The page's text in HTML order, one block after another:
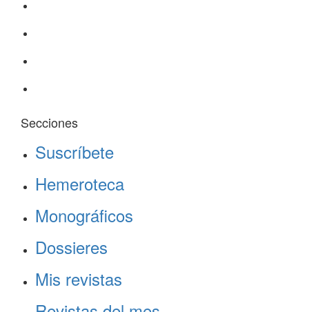
Secciones
Suscríbete
Hemeroteca
Monográficos
Dossieres
Mis revistas